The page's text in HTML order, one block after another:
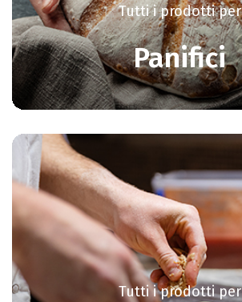
Tutti i prodotti per
Panifici
Tutti i prodotti per